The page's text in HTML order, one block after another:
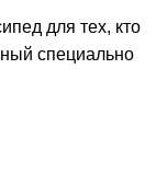
для тех, кто
специально